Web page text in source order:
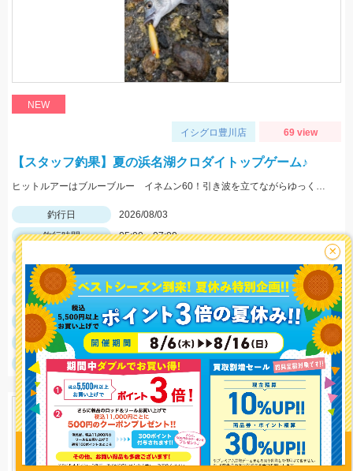
釣り情報を
投稿する
NEW
イシグロ豊川店 69 view
【スタッフ釣果】夏の浜名湖クロダイトップゲーム♪
ヒットルアーはブルーブルー イネムン60！引き波を立てながらゆっくり水面をタダ巻き。単発でしたがバシュッと気持ちよくバイトが出ました☆
釣行日
2026/08/03
釣行時間
05:00～07:00
ポイント
やはり朝マズメはチャンスタイム！
釣魚
クロダイ
釣り方
クロダイルアー
釣果
クロダイ１匹
サイズ
クロダイ25ｃｍ
×